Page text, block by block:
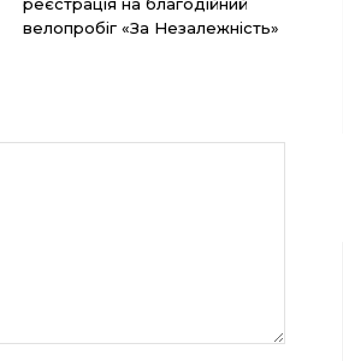
велопробіг «За Незалежність»